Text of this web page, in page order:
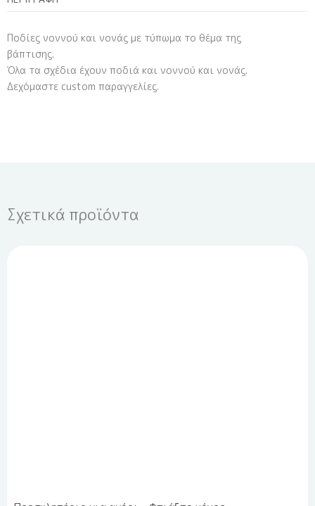
Ποδίες νοννού και νονάς με τύπωμα το θέμα της
βάπτισης.
Όλα τα σχέδια έχουν ποδιά και νοννού και νονάς.
Δεχόμαστε custom παραγγελίες.
Σχετικά προϊόντα